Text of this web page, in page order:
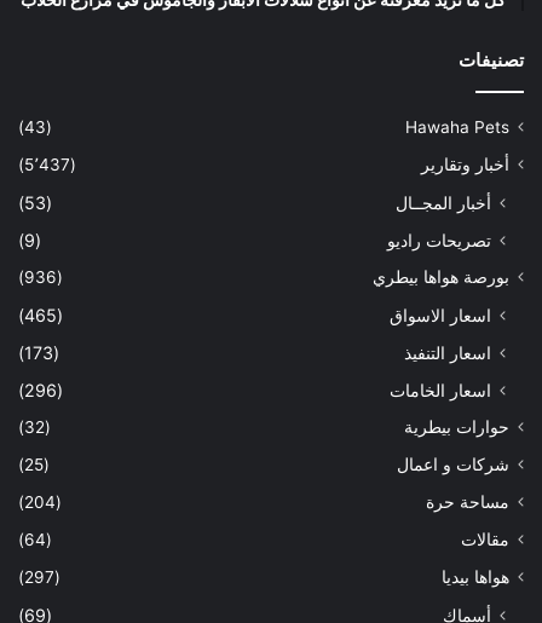
تصنيفات
Hawaha Pets
(43)
أخبار وتقارير
(5٬437)
أخبار المجــال
(53)
تصريحات راديو
(9)
بورصة هواها بيطري (936)
اسعار الاسواق
(465)
اسعار التنفيذ
(173)
اسعار الخامات
(296)
حوارات بيطرية
(32)
شركات و اعمال
(25)
مساحة حرة
(204)
مقالات
(64)
هواها بيديا
(297)
أسماك
(69)